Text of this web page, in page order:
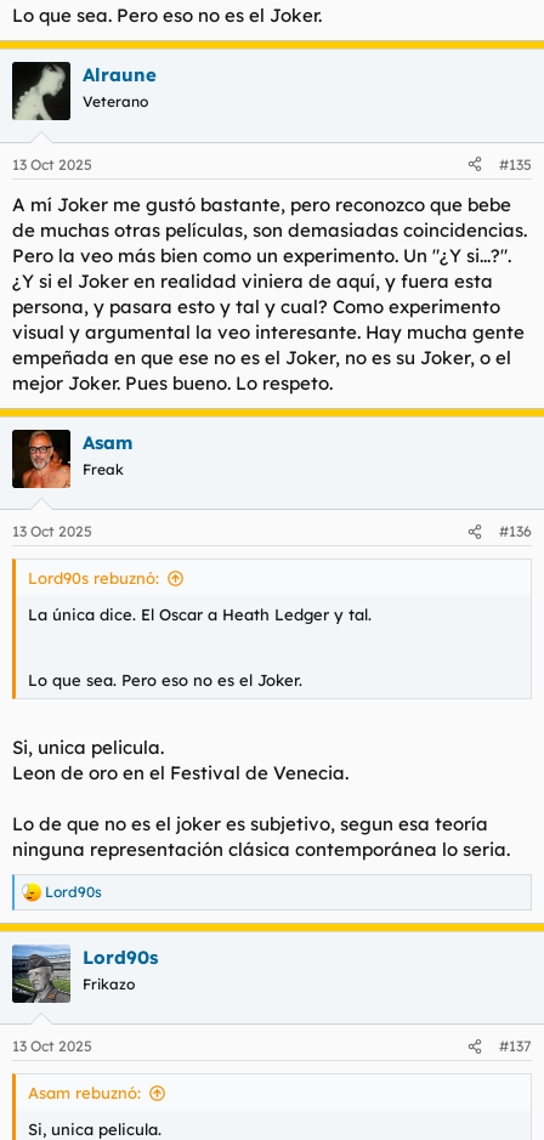
Lo que sea. Pero eso no es el Joker.
Alraune
Veterano
13 Oct 2025 #135
A mí Joker me gustó bastante, pero reconozco que bebe
de muchas otras películas, son demasiadas coincidencias.
Pero la veo más bien como un experimento. Un "¿Y si...?".
¿Y si el Joker en realidad viniera de aquí, y fuera esta
persona, y pasara esto y tal y cual? Como experimento
visual y argumental la veo interesante. Hay mucha gente
empeñada en que ese no es el Joker, no es su Joker, o el
mejor Joker. Pues bueno. Lo respeto.
Asam
Freak
13 Oct 2025 #136
Lord90s rebuznó:
La única dice. El Oscar a Heath Ledger y tal.
Lo que sea. Pero eso no es el Joker.
Si, unica pelicula.
Leon de oro en el Festival de Venecia.
Lo de que no es el joker es subjetivo, segun esa teoría
ninguna representación clásica contemporánea lo seria.
R
e
a
c
c
i
e
s
Lord90s
Lord90s
Frikazo
13 Oct 2025 #137
Asam rebuznó:
Si, unica pelicula.